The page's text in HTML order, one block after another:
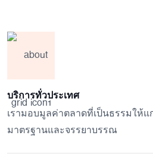
บริการทั่วประเทศ
เรามอบมูลค่าตลาดที่เป็นธรรมให้
มาตรฐานและจรรยาบรรณ